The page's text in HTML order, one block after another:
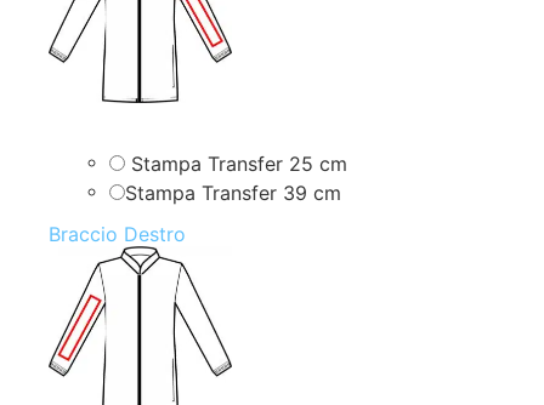
Stampa Transfer 25 cm
Stampa Transfer 39 cm
Braccio Destro